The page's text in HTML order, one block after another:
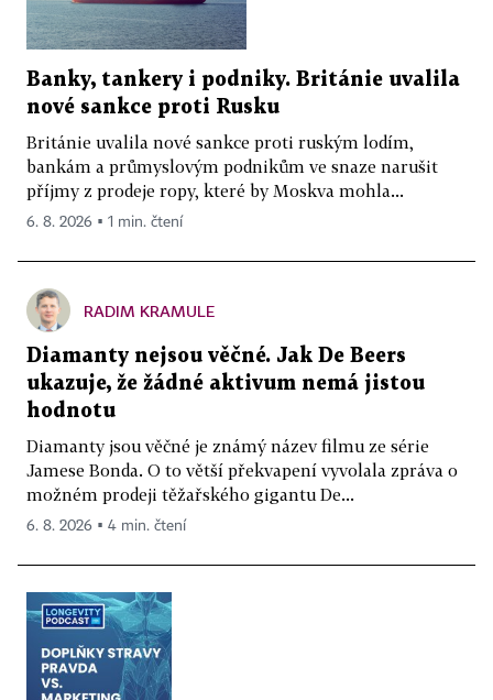
Banky, tankery i podniky. Británie uvalila
nové sankce proti Rusku
Británie uvalila nové sankce proti ruským lodím,
bankám a průmyslovým podnikům ve snaze narušit
příjmy z prodeje ropy, které by Moskva mohla...
6. 8. 2026 ▪ 1 min. čtení
RADIM KRAMULE
Diamanty nejsou věčné. Jak De Beers
ukazuje, že žádné aktivum nemá jistou
hodnotu
Diamanty jsou věčné je známý název filmu ze série
Jamese Bonda. O to větší překvapení vyvolala zpráva o
možném prodeji těžařského gigantu De...
6. 8. 2026 ▪ 4 min. čtení